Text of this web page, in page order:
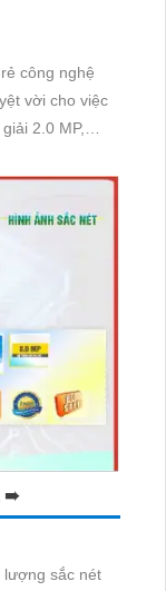
vời cho việc
➠
lượng sắc nét